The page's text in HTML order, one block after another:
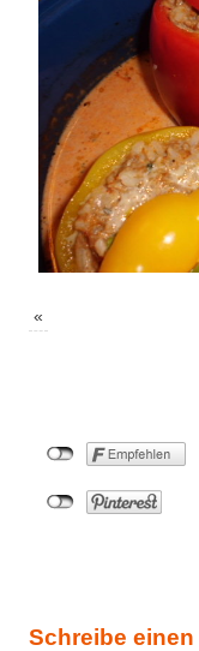
«
Schreibe